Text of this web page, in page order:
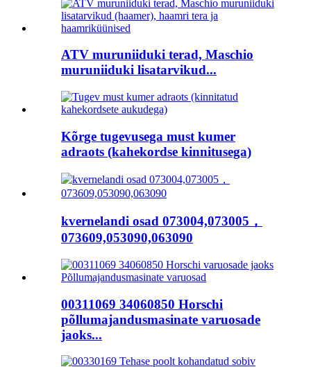
ATV muruniiduki terad, Maschio
muruniiduki lisatarvikud...
Kõrge tugevusega must kumer
adraots (kahekordse kinnitusega)
kvernelandi osad 073004,073005，
073609,053090,063090
00311069 34060850 Horschi
põllumajandusmasinate varuosade
jaoks...